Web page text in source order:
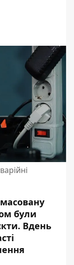
були
Вдень